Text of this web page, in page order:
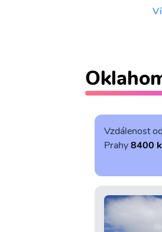
Vzdálenost od
Prahy8400